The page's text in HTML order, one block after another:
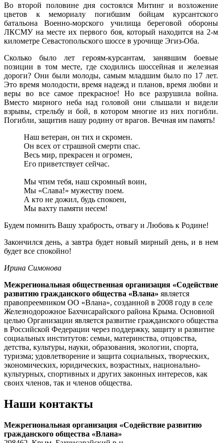
Во второй половине дня состоялся Митинг и возложение
цветов к мемориалу погибшим бойцам курсантского
батальона Военно-морского училища береговой обороны
ЛКСМУ на месте их первого боя, который находится на 2-м
километре Севастопольского шоссе в урочище Эгиз-Оба.
Сколько было лет героям-курсантам, занявшим боевые
позиции в том месте, где сходились шоссейная и железная
дороги? Они были молоды, самым младшим было по 17 лет.
Это время молодости, время надежд и планов, время любви и
веры во все самое прекрасное! Но все разрушила война.
Вместо мирного неба над головой они слышали и видели
взрывы, стрельбу и бой, в котором многие из них погибли.
Погибли, защитив нашу родину от врагов. Вечная им память!
Наш ветеран, он тих и скромен.
Он всех от страшной смерти спас.
Весь мир, прекрасен и огромен,
Его приветствует сейчас.
Мы чтим тебя, наш скромный воин,
Мы «Слава!» мужеству поем.
А кто не дожил, будь спокоен,
Мы вахту памяти несем!
Будем помнить Вашу храбрость, отвагу и Любовь к Родине!
Закончился день, а завтра будет новый мирный день, и в нем
будет все спокойно!
Ирина Симонова
Межрегиональная общественная организация «Содействие
развитию гражданского общества «Влана» является
правопреемником ОО «Влана», созданной в 2008 году в селе
Железнодорожное Бахчисарайского района Крыма. Основной
целью Организации является развитие гражданского общества
в Российской Федерации через поддержку, защиту и развитие
социальных институтов: семьи, материнства, отцовства,
детства, культуры, науки, образования, экологии, спорта,
туризма; удовлетворение и защита социальных, творческих,
экономических, юридических, возрастных, национально-
культурных, спортивных и других законных интересов, как
своих членов, так и членов общества.
Наши контакты
Межрегиональная организация «Содействие развитию
гражданского общества «Влана»